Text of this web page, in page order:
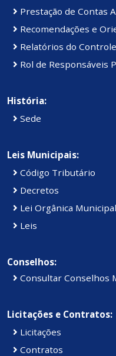
Prestação de Contas
Recomendações e
Relatórios do
Rol de Responsáveis
História:
Sede
Leis Municipais:
Código Tributário
Decretos
Lei Orgânica Municipal
Leis
Conselhos:
Consultar Conselhos
Licitações e Contratos:
Licitações
Contratos